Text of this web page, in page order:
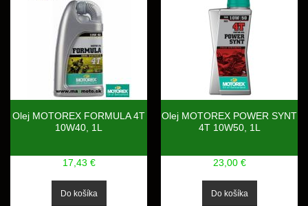
Olej MOTOREX FORMULA 4T
10W40, 1L
17,43 €
Olej MOTOREX POWER SYNT
4T 10W50, 1L
23,00 €